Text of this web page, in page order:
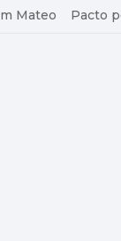
Mateo Pacto